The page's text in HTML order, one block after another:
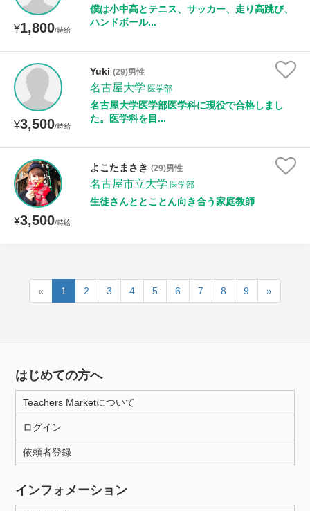
¥1,800/時給
僕は小中高とテニス、サッカー、走り高跳び、
ハンドボール...
¥3,500/時給
Yuki (29)男性
名古屋大学 医学部
名古屋大学医学部医学科に現役で合格しまし
た。医学科を目...
¥3,500/時給
よこたまさき (29)男性
名古屋市立大学 医学部
生徒さんととことん向き合う家庭教師
« 1 2 3 4 5 6 7 8 9 »
はじめての方へ
Teachers Marketについて
ログイン
依頼者登録
インフォメーション